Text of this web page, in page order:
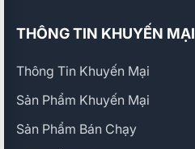
THÔNG TIN KHUYẾN MẠI
Thông Tin Khuyến Mại
Sản Phẩm Khuyến Mại
Sản Phẩm Bán Chạy